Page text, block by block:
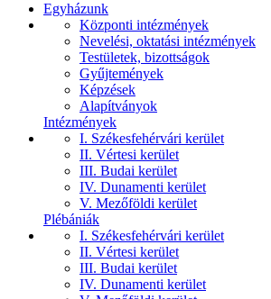
Egyházunk
Központi intézmények
Nevelési, oktatási intézmények
Testületek, bizottságok
Gyűjtemények
Képzések
Alapítványok
Intézmények
I. Székesfehérvári kerület
II. Vértesi kerület
III. Budai kerület
IV. Dunamenti kerület
V. Mezőföldi kerület
Plébániák
I. Székesfehérvári kerület
II. Vértesi kerület
III. Budai kerület
IV. Dunamenti kerület